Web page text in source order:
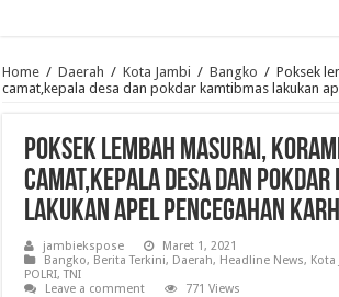
Home / Daerah / Kota Jambi / Bangko / Poksek
camat,kepala desa dan pokdar kamtibmas lakukan
Poksek lembah masurai,
camat,kepala desa dan pokdar
lakukan apel pencegahan
jambiekspose
Maret 1, 2021
Bangko, Berita Terkini, Daerah, Headline News, Kota
POLRI,TNI
Leave a comment
771 Views